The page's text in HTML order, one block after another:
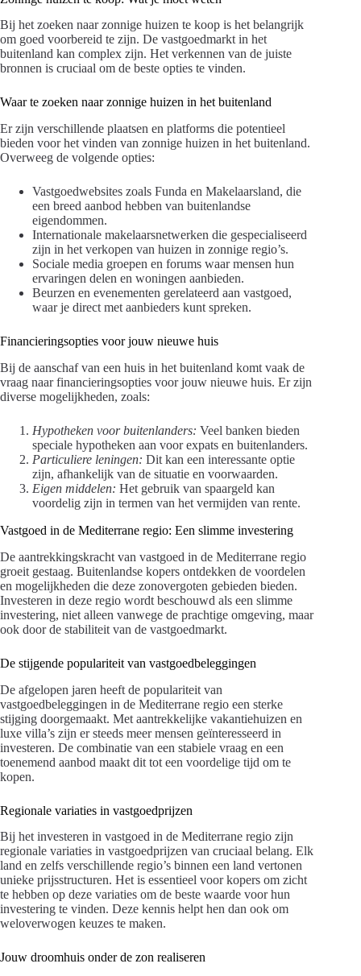
Bij het zoeken naar zonnige huizen te koop is het belangrijk
om goed voorbereid te zijn. De vastgoedmarkt in het
buitenland kan complex zijn. Het verkennen van de juiste
bronnen is cruciaal om de beste opties te vinden.
Waar te zoeken naar zonnige huizen in het buitenland
Er zijn verschillende plaatsen en platforms die potentieel
bieden voor het vinden van zonnige huizen in het buitenland.
Overweeg de volgende opties:
Vastgoedwebsites zoals Funda en Makelaarsland, die
een breed aanbod hebben van buitenlandse
eigendommen.
Internationale makelaarsnetwerken die gespecialiseerd
zijn in het verkopen van huizen in zonnige regio’s.
Sociale media groepen en forums waar mensen hun
ervaringen delen en woningen aanbieden.
Beurzen en evenementen gerelateerd aan vastgoed,
waar je direct met aanbieders kunt spreken.
Financieringsopties voor jouw nieuwe huis
Bij de aanschaf van een huis in het buitenland komt vaak de
vraag naar financieringsopties voor jouw nieuwe huis. Er zijn
diverse mogelijkheden, zoals:
Hypotheken voor buitenlanders: Veel banken bieden
speciale hypotheken aan voor expats en buitenlanders.
Particuliere leningen: Dit kan een interessante optie
zijn, afhankelijk van de situatie en voorwaarden.
Eigen middelen: Het gebruik van spaargeld kan
voordelig zijn in termen van het vermijden van rente.
Vastgoed in de Mediterrane regio: Een slimme investering
De aantrekkingskracht van vastgoed in de Mediterrane regio
groeit gestaag. Buitenlandse kopers ontdekken de voordelen
en mogelijkheden die deze zonovergoten gebieden bieden.
Investeren in deze regio wordt beschouwd als een slimme
investering, niet alleen vanwege de prachtige omgeving, maar
ook door de stabiliteit van de vastgoedmarkt.
De stijgende populariteit van vastgoedbeleggingen
De afgelopen jaren heeft de populariteit van
vastgoedbeleggingen in de Mediterrane regio een sterke
stijging doorgemaakt. Met aantrekkelijke vakantiehuizen en
luxe villa’s zijn er steeds meer mensen geïnteresseerd in
investeren. De combinatie van een stabiele vraag en een
toenemend aanbod maakt dit tot een voordelige tijd om te
kopen.
Regionale variaties in vastgoedprijzen
Bij het investeren in vastgoed in de Mediterrane regio zijn
regionale variaties in vastgoedprijzen van cruciaal belang. Elk
land en zelfs verschillende regio’s binnen een land vertonen
unieke prijsstructuren. Het is essentieel voor kopers om zicht
te hebben op deze variaties om de beste waarde voor hun
investering te vinden. Deze kennis helpt hen dan ook om
weloverwogen keuzes te maken.
Jouw droomhuis onder de zon realiseren